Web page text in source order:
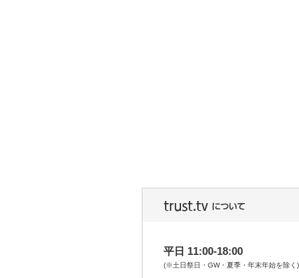
平日 11:00-18:00
(※土日祭日・GW・夏季・年末年始を除く)